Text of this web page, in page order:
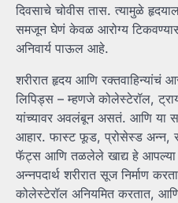
दिवसाचे चोवीस तास. त्यामुळे
समजून घेणं केवळ आरोग्य
अनिवार्य पाऊल आहे.
शरीरात हृदय आणि रक्तवाहिन्यांचं
लिपिड्स – म्हणजे कोलेस्टेरॉल,
यांच्यावर अवलंबून असतं. आणि या
आहार. फास्ट फूड, प्रोसेस्ड अन्न,
फॅट्स आणि तळलेले खाद्य हे आपल्या
अन्नपदार्थ शरीरात सूज निर्माण
कोलेस्टेरॉल अनियमित करतात,